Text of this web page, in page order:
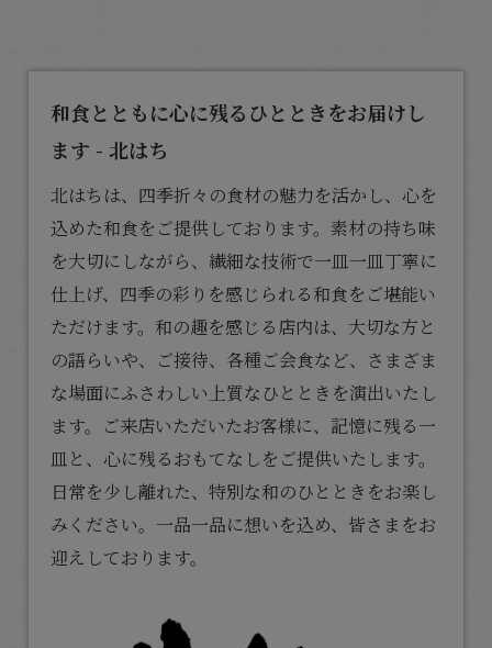
和食とともに心に残るひとときをお届けし
ます - 北はち
北はちは、四季折々の食材の魅力を活かし、心を
込めた和食をご提供しております。素材の持ち味
を大切にしながら、繊細な技術で一皿一皿丁寧に
仕上げ、四季の彩りを感じられる和食をご堪能い
ただけます。和の趣を感じる店内は、大切な方と
の語らいや、ご接待、各種ご会食など、さまざま
な場面にふさわしい上質なひとときを演出いたし
ます。ご来店いただいたお客様に、記憶に残る一
皿と、心に残るおもてなしをご提供いたします。
日常を少し離れた、特別な和のひとときをお楽し
みください。一品一品に想いを込め、皆さまをお
迎えしております。